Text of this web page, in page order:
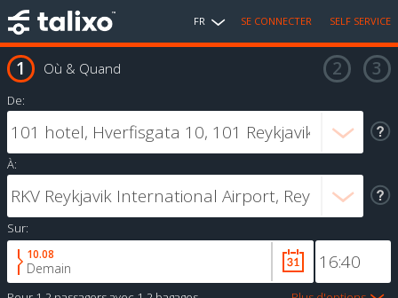
FR SE CONNECTER SELF SERVICE
Où & Quand
De:
À:
Sur:
10.08
Demain